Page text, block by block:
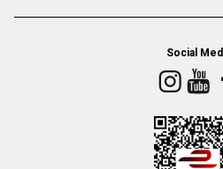
Social